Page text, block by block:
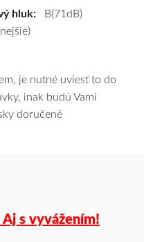
hluk: B(71dB)
je nutné uviesť to do
inak budú Vami
doručené
Aj s vyvážením!